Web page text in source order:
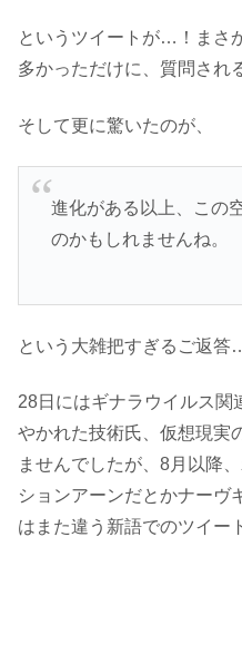
というツイートが…！まさ
多かっただけに、質問され
そして更に驚いたのが、
進化がある以上、この
のかもしれませんね。
という大雑把すぎるご返答
28日にはギナラウイルス関
やかれた技術氏、仮想現実
ませんでしたが、8月以降
ションアーンだとかナーヴ
はまた違う新語でのツイー